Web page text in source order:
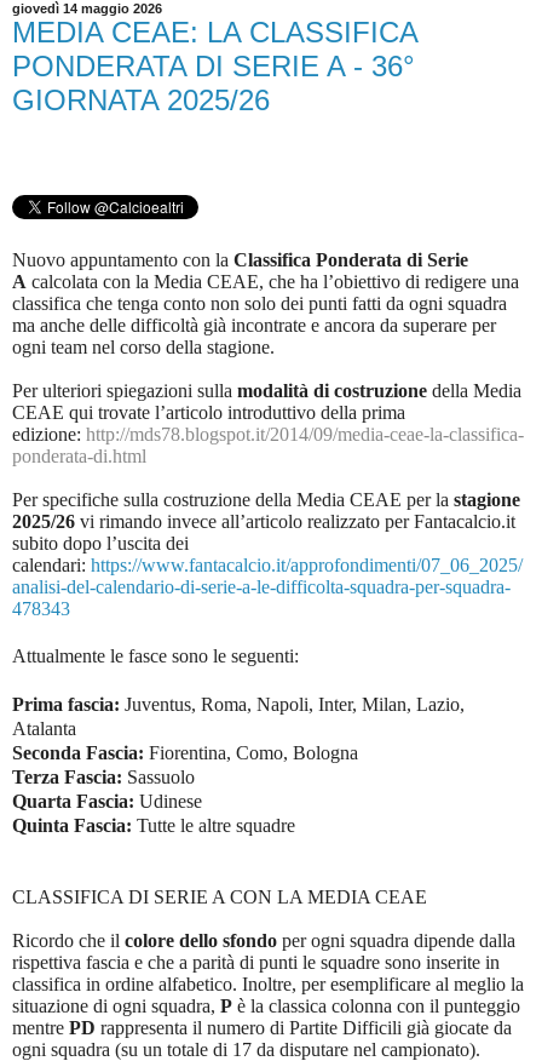
giovedì 14 maggio 2026
MEDIA CEAE: LA CLASSIFICA
PONDERATA DI SERIE A - 36°
GIORNATA 2025/26
Nuovo appuntamento con la Classifica Ponderata di Serie
A calcolata con la Media CEAE, che ha l’obiettivo di redigere una
classifica che tenga conto non solo dei punti fatti da ogni squadra
ma anche delle difficoltà già incontrate e ancora da superare per
ogni team nel corso della stagione.
Per ulteriori spiegazioni sulla modalità di costruzione della Media
CEAE qui trovate l’articolo introduttivo della prima
edizione: http://mds78.blogspot.it/2014/09/media-ceae-la-classifica-
ponderata-di.html
Per specifiche sulla costruzione della Media CEAE per la stagione
2025/26 vi rimando invece all’articolo realizzato per Fantacalcio.it
subito dopo l’uscita dei
calendari: https://www.fantacalcio.it/approfondimenti/07_06_2025/
analisi-del-calendario-di-serie-a-le-difficolta-squadra-per-squadra-
478343
Attualmente le fasce sono le seguenti:
Prima fascia: Juventus, Roma, Napoli, Inter, Milan, Lazio,
Atalanta
Seconda Fascia: Fiorentina, Como, Bologna
Terza Fascia: Sassuolo
Quarta Fascia: Udinese
Quinta Fascia: Tutte le altre squadre
CLASSIFICA DI SERIE A CON LA MEDIA CEAE
Ricordo che il colore dello sfondo per ogni squadra dipende dalla
rispettiva fascia e che a parità di punti le squadre sono inserite in
classifica in ordine alfabetico. Inoltre, per esemplificare al meglio la
situazione di ogni squadra, P è la classica colonna con il punteggio
mentre PD rappresenta il numero di Partite Difficili già giocate da
ogni squadra (su un totale di 17 da disputare nel campionato).